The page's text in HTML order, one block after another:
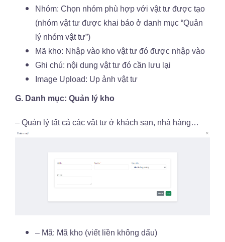
Nhóm: Chọn nhóm phù hợp với vật tư được tạo
(nhóm vật tư được khai báo ở danh mục “Quản
lý nhóm vật tư”)
Mã kho: Nhập vào kho vật tư đó được nhập vào
Ghi chú: nội dung vật tư đó cần lưu lại
Image Upload: Up ảnh vật tư
G. Danh mục: Quản lý kho
– Quản lý tất cả các vật tư ở khách sạn, nhà hàng…
– Mã: Mã kho (viết liền không dấu)